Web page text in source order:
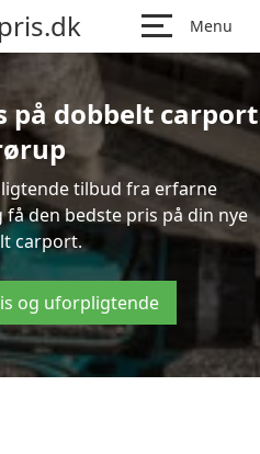
Menu
på dobbelt carport
tilbud fra erfarne
den bedste pris på din nye
carport.
og uforpligtende